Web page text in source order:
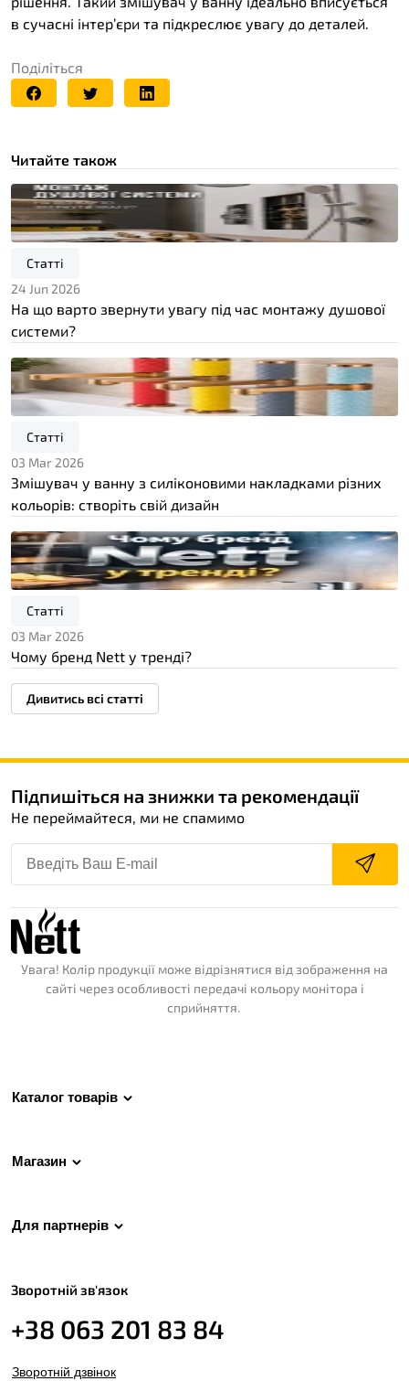
в сучасні інтер’єри та підкреслює увагу до деталей.
Поділіться
Читайте також
Статті
24 Jun 2026
На що варто звернути увагу під час монтажу душової
системи?
Статті
03 Mar 2026
Змішувач у ванну з силіконовими накладками різних
кольорів: створіть свій дизайн
Статті
03 Mar 2026
Чому бренд Nett у тренді?
Дивитись всі статті
Підпишіться на знижки та рекомендації
Не переймайтеся, ми не спамимо
Увага! Колір продукції може відрізнятися від зображення на
сайті через особливості передачі кольору монітора і
сприйняття.
Каталог товарів
Магазин
Для партнерів
Зворотній зв'язок
+38 063 201 83 84
Зворотній дзвінок